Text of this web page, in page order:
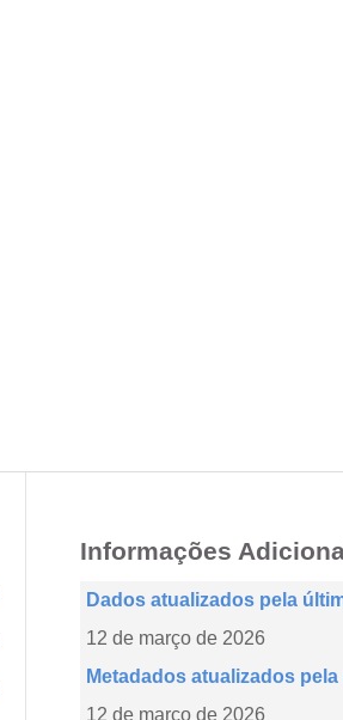
Informações
Dados atualizados pela
12 de março de 2026
Metadados atualizados
12 de março de 2026